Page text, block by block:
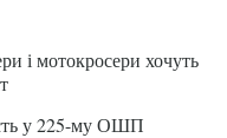
і мотокросери хочуть
у 225-му ОШП